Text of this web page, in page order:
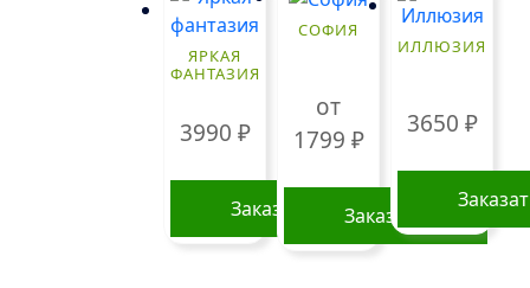
имеет
несколько
вариаций.
ЯРКАЯ
ФАНТАЗИЯ
3990 ₽
Заказать
СОФИЯ
от
1799 ₽
Заказать
ИЛЛЮЗИЯ
3650 ₽